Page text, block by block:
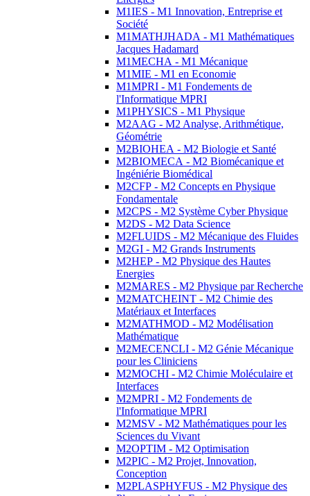
M1IES - M1 Innovation, Entreprise et
Société
M1MATHJHADA - M1 Mathématiques
Jacques Hadamard
M1MECHA - M1 Mécanique
M1MIE - M1 en Economie
M1MPRI - M1 Fondements de
l'Informatique MPRI
M1PHYSICS - M1 Physique
M2AAG - M2 Analyse, Arithmétique,
Géométrie
M2BIOHEA - M2 Biologie et Santé
M2BIOMECA - M2 Biomécanique et
Ingéniérie Biomédical
M2CFP - M2 Concepts en Physique
Fondamentale
M2CPS - M2 Système Cyber Physique
M2DS - M2 Data Science
M2FLUIDS - M2 Mécanique des Fluides
M2GI - M2 Grands Instruments
M2HEP - M2 Physique des Hautes
Energies
M2MARES - M2 Physique par Recherche
M2MATCHEINT - M2 Chimie des
Matériaux et Interfaces
M2MATHMOD - M2 Modélisation
Mathématique
M2MECENCLI - M2 Génie Mécanique
pour les Cliniciens
M2MOCHI - M2 Chimie Moléculaire et
Interfaces
M2MPRI - M2 Fondements de
l'Informatique MPRI
M2MSV - M2 Mathématiques pour les
Sciences du Vivant
M2OPTIM - M2 Optimisation
M2PIC - M2 Projet, Innovation,
Conception
M2PLASPHYFUS - M2 Physique des